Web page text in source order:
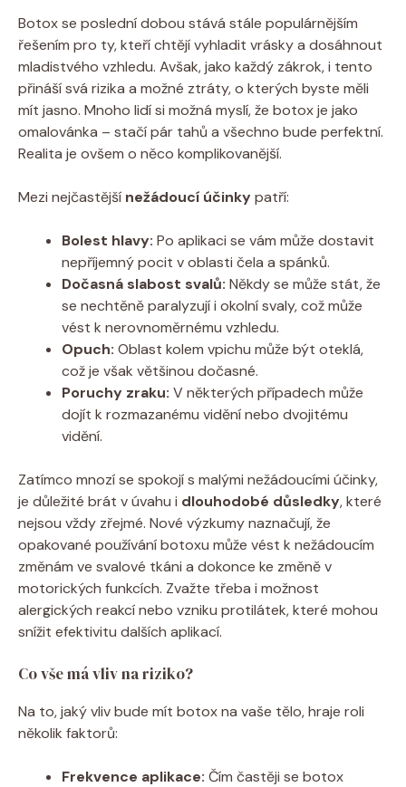
Botox se poslední dobou stává stále populárnějším
řešením pro ty, kteří chtějí vyhladit vrásky a dosáhnout
mladistvého vzhledu. Avšak, jako každý zákrok, i tento
přináší svá rizika a možné ztráty, o kterých byste měli
mít jasno. Mnoho lidí si možná myslí, že botox je jako
omalovánka – stačí pár tahů a všechno bude perfektní.
Realita je ovšem o něco komplikovanější.
Mezi nejčastější nežádoucí účinkypatří:
Bolest hlavy: Po aplikaci se vám může dostavit
nepříjemný pocit v oblasti čela a spánků.
Dočasná slabost svalů: Někdy se může stát, že
se nechtěně paralyzují i okolní svaly, což může
vést k nerovnoměrnému vzhledu.
Opuch: Oblast kolem vpichu může být oteklá,
což je však většinou dočasné.
Poruchy zraku: V některých případech může
dojít k rozmazanému vidění nebo dvojitému
vidění.
Zatímco mnozí se spokojí s malými nežádoucími účinky,
je důležité brát v úvahu i dlouhodobé důsledky, které
nejsou vždy zřejmé. Nové výzkumy naznačují, že
opakované používání botoxu může vést k nežádoucím
změnám ve svalové tkáni a dokonce ke změně v
motorických funkcích. Zvažte třeba i možnost
alergických reakcí nebo vzniku protilátek, které mohou
snížit efektivitu dalších aplikací.
Co vše má vliv na riziko?
Na to, jaký vliv bude mít botox na vaše tělo, hraje roli
několik faktorů:
Frekvence aplikace: Čím častěji se botox